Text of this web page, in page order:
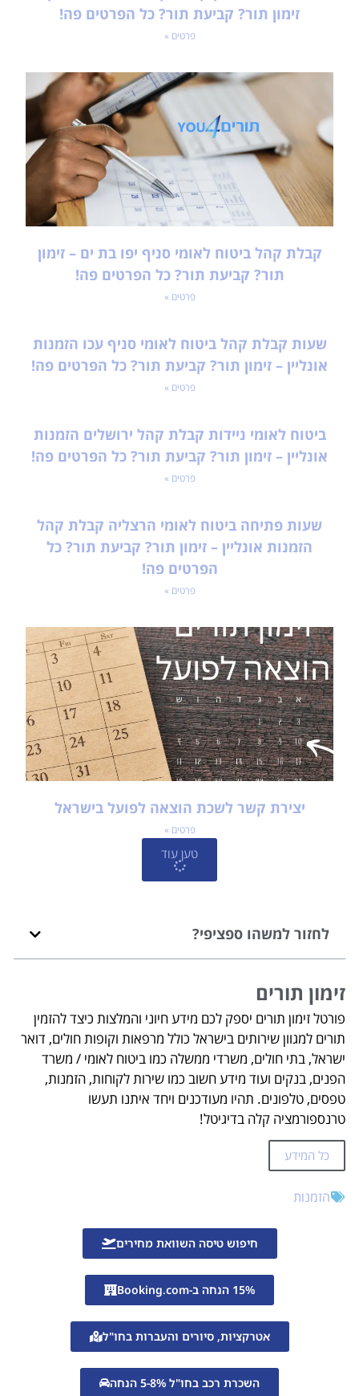
זימון תור? קביעת תור? כל הפרטים פה!
פרטים »
קבלת קהל ביטוח לאומי סניף יפו בת ים – זימון
תור? קביעת תור? כל הפרטים פה!
פרטים »
שעות קבלת קהל ביטוח לאומי סניף עכו הזמנות
אונליין – זימון תור? קביעת תור? כל הפרטים פה!
פרטים »
ביטוח לאומי ניידות קבלת קהל ירושלים הזמנות
אונליין – זימון תור? קביעת תור? כל הפרטים פה!
פרטים »
שעות פתיחה ביטוח לאומי הרצליה קבלת קהל
הזמנות אונליין – זימון תור? קביעת תור? כל
הפרטים פה!
פרטים »
יצירת קשר לשכת הוצאה לפועל בישראל
פרטים »
טען עוד
לחזור למשהו ספציפי?
זימון תורים
פורטל זימון תורים יספק לכם מידע חיוני והמלצות כיצד להזמין
תורים למגוון שירותים בישראל כולל מרפאות וקופות חולים, דואר
ישראל, בתי חולים, משרדי ממשלה כמו ביטוח לאומי / משרד
הפנים, בנקים ועוד מידע חשוב כמו שירות לקוחות, הזמנות,
טפסים, טלפונים. תהיו מעודכנים ויחד איתנו תעשו
טרנספורמציה קלה בדיגיטל!
כל המידע
הזמנות
חיפוש טיסה השוואת מחירים
15% הנחה ב-Booking.com
אטרקציות, סיורים והעברות בחו"ל
השכרת רכב בחו"ל 5-8% הנחה